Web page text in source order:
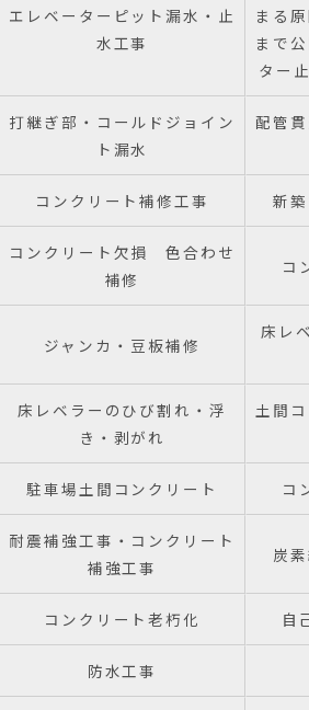
エレベーターピット漏水・止
水工事
まる
まで
ター
打継ぎ部・コールドジョイン
ト漏水
配管
コンクリート補修工事 新
コンクリート欠損 色合わせ
補修
コ
ジャンカ・豆板補修
床レ
床レベラーのひび割れ・浮
き・剥がれ
土間
駐車場土間コンクリート コ
耐震補強工事・コンクリート
補強工事
炭
コンクリート老朽化 自
防水工事